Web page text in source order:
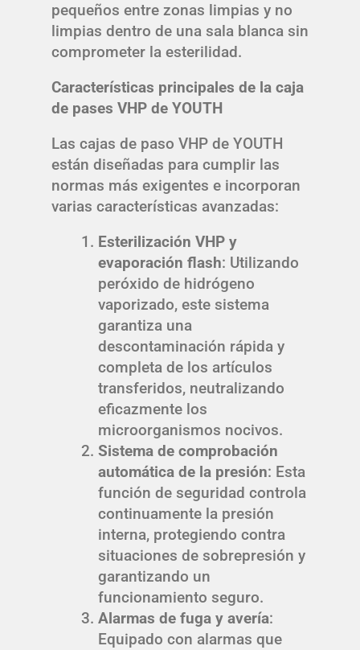
pequeños entre zonas limpias y no
limpias dentro de una sala blanca sin
comprometer la esterilidad.
Características principales de la caja
de pases VHP de YOUTH
Las cajas de paso VHP de YOUTH
están diseñadas para cumplir las
normas más exigentes e incorporan
varias características avanzadas:
Esterilización VHP y
evaporación flash: Utilizando
peróxido de hidrógeno
vaporizado, este sistema
garantiza una
descontaminación rápida y
completa de los artículos
transferidos, neutralizando
eficazmente los
microorganismos nocivos.
Sistema de comprobación
automática de la presión: Esta
función de seguridad controla
continuamente la presión
interna, protegiendo contra
situaciones de sobrepresión y
garantizando un
funcionamiento seguro.
Alarmas de fuga y avería:
Equipado con alarmas que